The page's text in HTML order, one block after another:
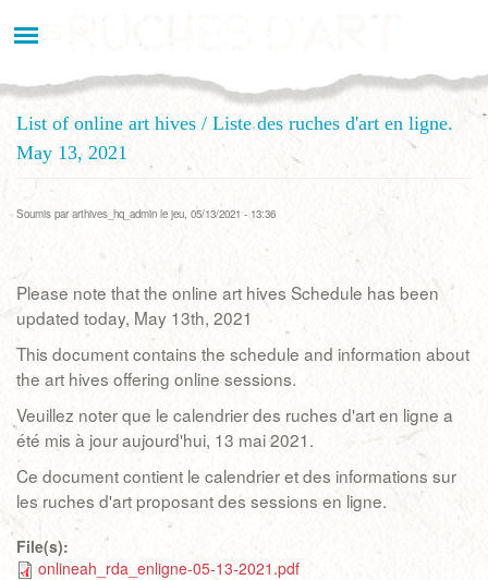
au
List of online art hives / Liste des ruches d'art en ligne.
May 13, 2021
Soumis par arthives_hq_admin le jeu, 05/13/2021 - 13:36
Please note that the online art hives Schedule has been
updated today, May 13th, 2021
This document contains the schedule and information about
the art hives offering online sessions.
Veuillez noter que le calendrier des ruches d'art en ligne a
été mis à jour aujourd'hui, 13 mai 2021.
Ce document contient le calendrier et des informations sur
les ruches d'art proposant des sessions en ligne.
File(s):
onlineah_rda_enligne-05-13-2021.pdf